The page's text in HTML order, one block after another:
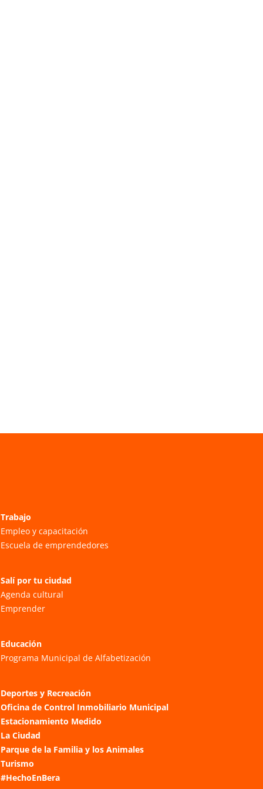
Trabajo
Empleo y capacitación
Escuela de emprendedores
Salí por tu ciudad
Agenda cultural
Emprender
Educación
Programa Municipal de Alfabetización
Deportes y Recreación
Oficina de Control Inmobiliario Municipal
Estacionamiento Medido
La Ciudad
Parque de la Familia y los Animales
Turismo
#HechoEnBera